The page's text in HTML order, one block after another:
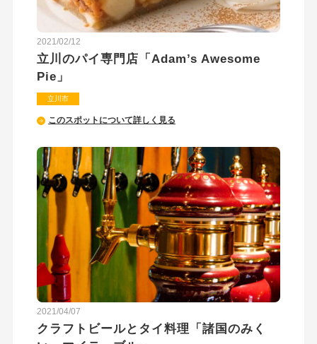
2021/02/12
立川のパイ専門店「Adam’s Awesome
Pie」
立川市
このスポットについて詳しく見る
2021/04/07
クラフトビールとタイ料理「諸国のみく